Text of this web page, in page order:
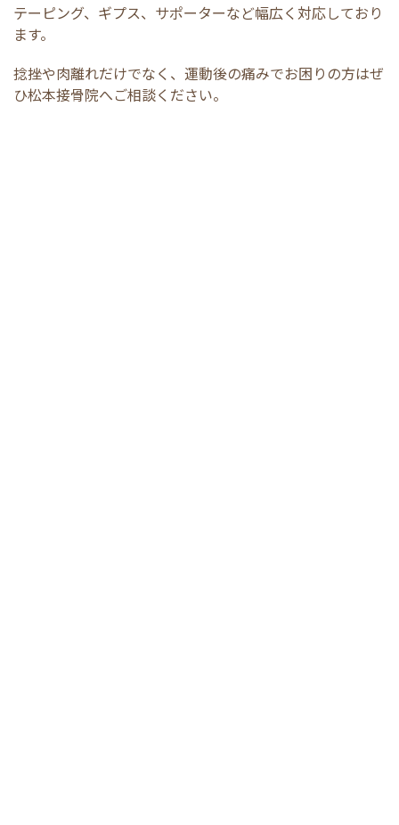
テーピング、ギプス、サポーターなど幅広く対応しており
ます。
捻挫や肉離れだけでなく、運動後の痛みでお困りの方はぜ
ひ松本接骨院へご相談ください。